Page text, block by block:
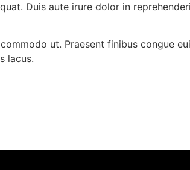
Duis aute irure dolor in
ut. Praesent finibus congue
lacus.